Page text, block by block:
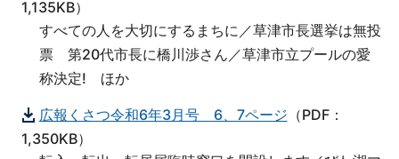
1,135KB）
すべての人を大切にするまちに／草津市長選挙は無投
票 第20代市長に橋川渉さん／草津市立プールの愛
称決定! ほか
広報くさつ令和6年3月号 6、7ページ （PDF：
1,350KB）